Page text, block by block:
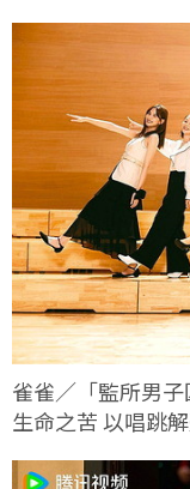
雀雀／「監所男
生命之苦 以唱跳